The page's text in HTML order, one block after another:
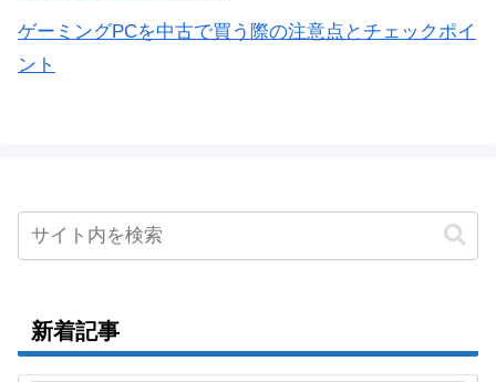
ゲーミングPCを中古で買う際の注意点とチェックポイ
ント
新着記事